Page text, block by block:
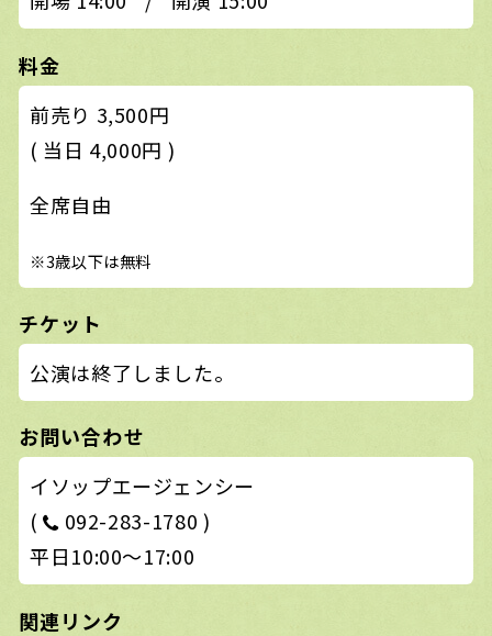
料金
前売り 3,500円
( 当日 4,000円 )
全席自由
※3歳以下は無料
チケット
公演は終了しました。
お問い合わせ
イソップエージェンシー
( 092-283-1780 )
平日10:00～17:00
関連リンク